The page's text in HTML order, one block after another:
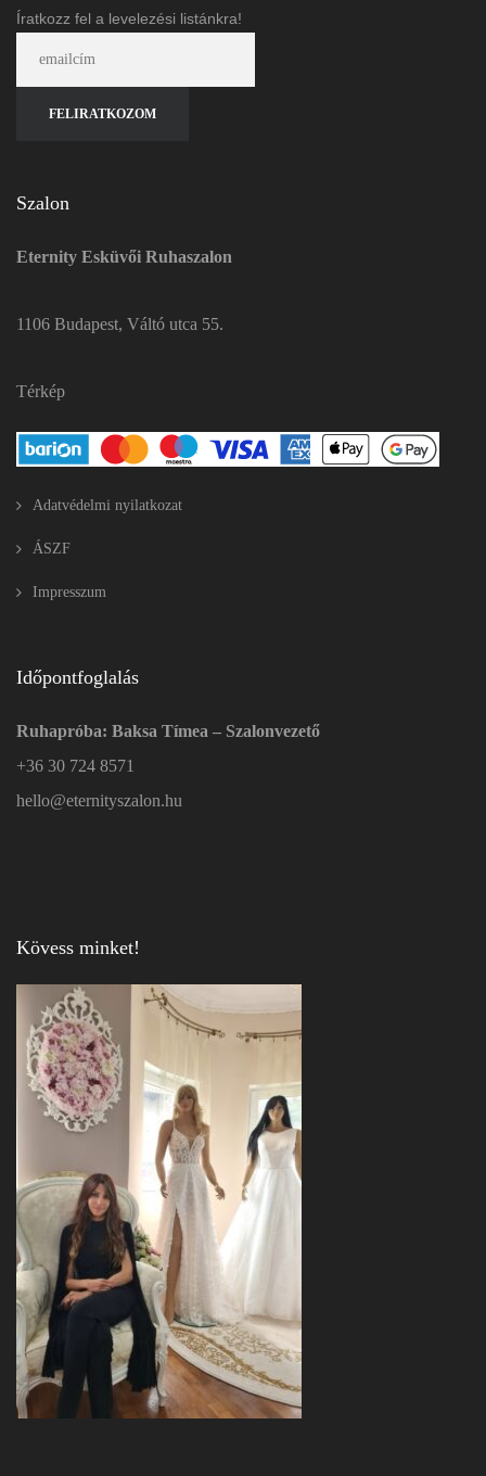
Íratkozz fel a levelezési listánkra!
Szalon
Eternity Esküvői Ruhaszalon
1106 Budapest, Váltó utca 55.
Térkép
Adatvédelmi nyilatkozat
ÁSZF
Impresszum
Időpontfoglalás
Ruhapróba: Baksa Tímea – Szalonvezető
+36 30 724 8571
hello@eternityszalon.hu
Kövess minket!